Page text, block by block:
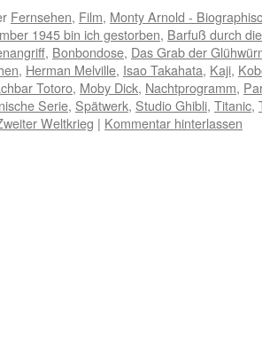
Fernsehen, Film, Monty Arnold -
1945 bin ich gestorben, Barfuß durch
, Bonbondose, Das Grab der
, Herman Melville, Isao Takahata, Kaji,
Totoro, Moby Dick, Nachtprogramm,
Serie, Spätwerk, Studio Ghibli, Titanic,
Weltkrieg | Kommentar hinterlassen